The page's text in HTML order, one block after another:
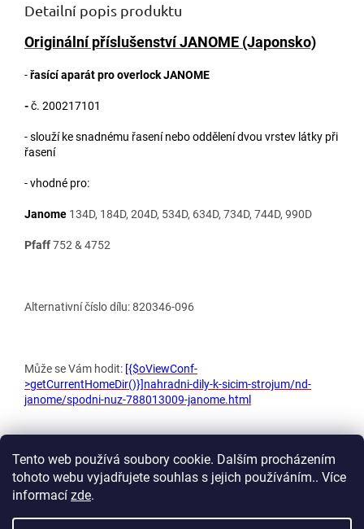
Tento web používá soubory cookie. Dalším procházením
tohoto webu vyjadřujete souhlas s jejich používáním.. Více
informací zde.
Detailní popis produktu
Originální příslušenství JANOME (Japonsko)
-řasící aparát pro overlock JANOME
-č. 200217101
- slouží ke snadnému řasení nebo oddělení dvou vrstev látky při
řasení
- vhodné pro:
Janome 134D, 184D, 204D, 534D, 634D, 734D, 744D, 990D
Pfaff752 & 4752
Alternativní číslo dílu: 820346-096
Může se Vám hodit: [{$oViewConf-
>getCurrentHomeDir()}]nahradni-dily-k-sicim-strojum/nd-
janome/spodni-nuz-788013009-janome.html